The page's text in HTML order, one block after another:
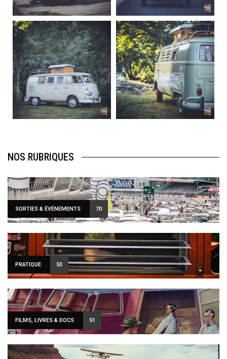
220
4
177
0
becombi
Août 10
120
0
becombi
Août 10
108
0
NOS RUBRIQUES
SORTIES & ÉVÉNEMENTS 70
PRATIQUE 53
FILMS, LIVRES & DOCS 51